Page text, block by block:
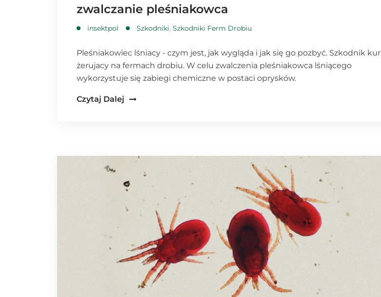
zwalczanie pleśniakowca
insektpol Szkodniki, Szkodniki Ferm Drobiu
Pleśniakowiec lśniacy - czym jest, jak wygląda i jak się go pozbyć. Szkodnik kur
żerujacy na fermach drobiu. W celu zwalczenia pleśniakowca lśniącego
wykorzystuje się zabiegi chemiczne w postaci oprysków.
Czytaj Dalej